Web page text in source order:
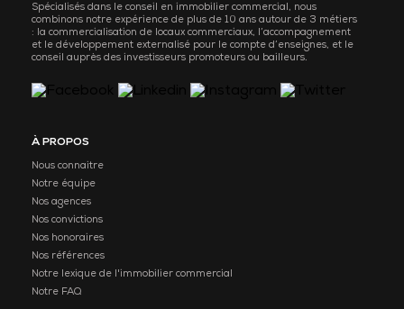
Spécialisés dans le conseil en immobilier commercial, nous
combinons notre expérience de plus de 10 ans autour de 3 métiers
: la commercialisation de locaux commerciaux, l’accompagnement
et le développement externalisé pour le compte d’enseignes, et le
conseil auprès des investisseurs promoteurs ou bailleurs.
À PROPOS
Nous connaitre
Notre équipe
Nos agences
Nos convictions
Nos honoraires
Nos références
Notre lexique de l'immobilier commercial
Notre FAQ